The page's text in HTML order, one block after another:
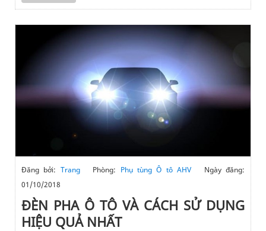
Đăng bởi: TrangPhòng: Phụ tùng Ô tô AHVNgày đăng:
01/10/2018
ĐÈN PHA Ô TÔ VÀ CÁCH SỬ DỤNG
HIỆU QUẢ NHẤT